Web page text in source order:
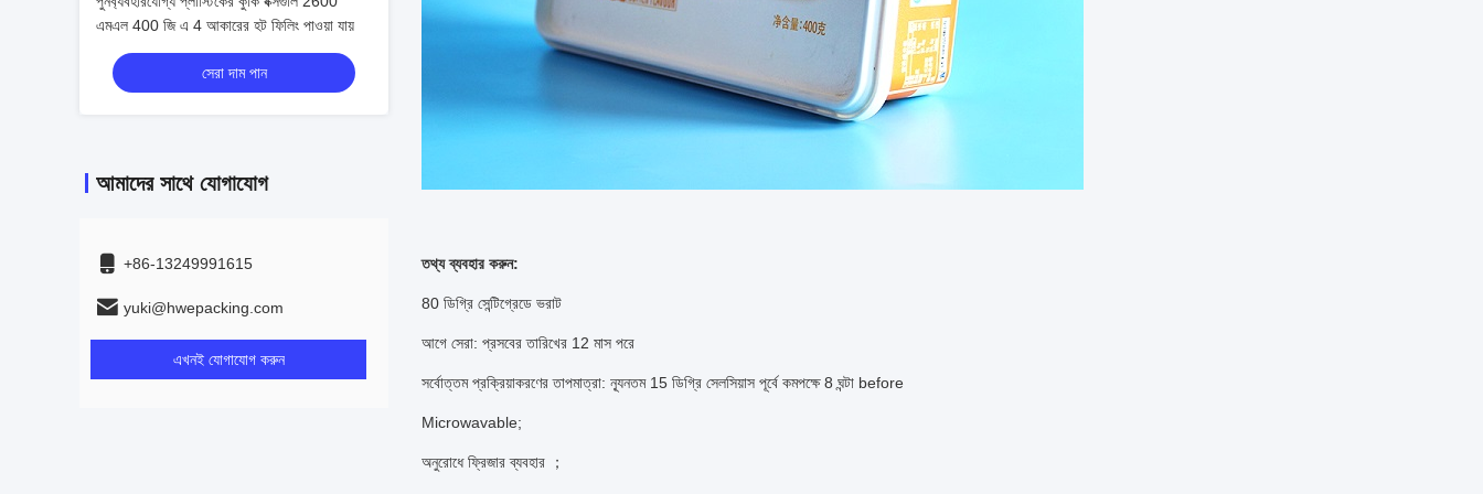
এমএল 400 জি এ 4 আকারের হট ফিলিং পাওয়া যায়
সেরা দাম পান
আমাদের সাথে যোগাযোগ
+86-13249991615
yuki@hwepacking.com
এখনই যোগাযোগ করুন
তথ্য ব্যবহার করুন:
80 ডিগ্রি সেন্টিগ্রেডে ভরাট
আগে সেরা: প্রসবের তারিখের 12 মাস পরে
সর্বোত্তম প্রক্রিয়াকরণের তাপমাত্রা: ন্যূনতম 15 ডিগ্রি সেলসিয়াস পূর্বে কমপক্ষে 8 ঘন্টা before
Microwavable;
অনুরোধে ফ্রিজার ব্যবহার ；